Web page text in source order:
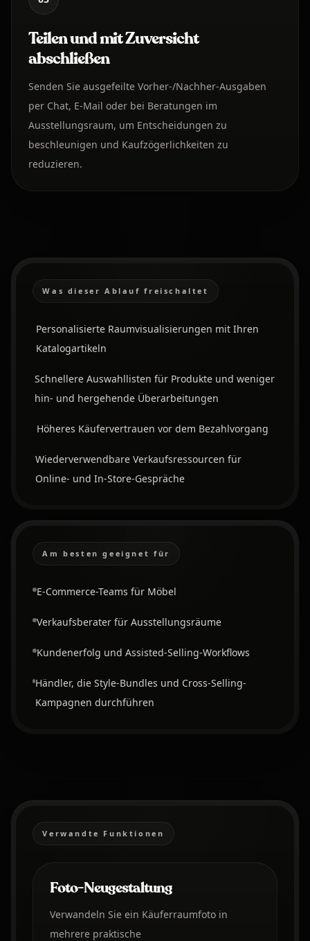
Teilen und mit Zuversicht
abschließen
Senden Sie ausgefeilte Vorher-/Nachher-Ausgaben
per Chat, E-Mail oder bei Beratungen im
Ausstellungsraum, um Entscheidungen zu
beschleunigen und Kaufzögerlichkeiten zu
reduzieren.
Was dieser Ablauf freischaltet
Personalisierte Raumvisualisierungen mit Ihren
Katalogartikeln
Schnellere Auswahllisten für Produkte und weniger
hin- und hergehende Überarbeitungen
Höheres Käufervertrauen vor dem Bezahlvorgang
Wiederverwendbare Verkaufsressourcen für
Online- und In-Store-Gespräche
Am besten geeignet für
E-Commerce-Teams für Möbel
Verkaufsberater für Ausstellungsräume
Kundenerfolg und Assisted-Selling-Workflows
Händler, die Style-Bundles und Cross-Selling-
Kampagnen durchführen
Verwandte Funktionen
Foto-Neugestaltung
Verwandeln Sie ein Käuferraumfoto in
mehrere praktische